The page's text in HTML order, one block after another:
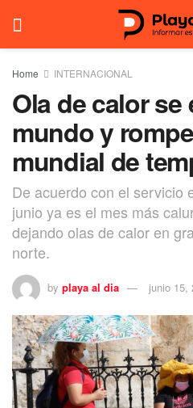
Home INTERNACIONAL
Ola de calor se
mundo y
mundial de
De acuerdo con el servicio
junio ya es el mes más
dejando olas de calor en
norte.
by playa al dia junio 15,